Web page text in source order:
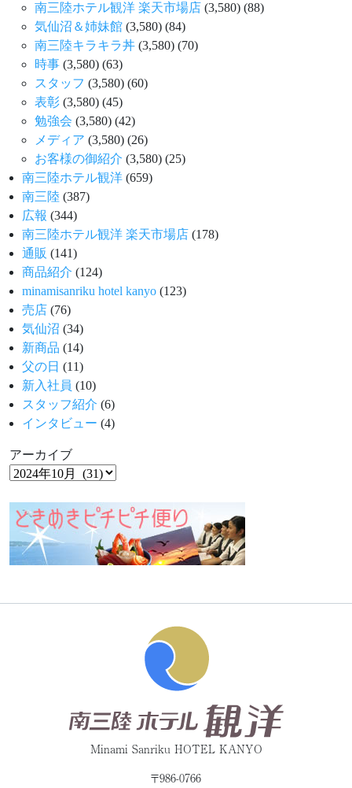
南三陸ホテル観洋 楽天市場店 (3,580) (88)
気仙沼＆姉妹館 (3,580) (84)
南三陸キラキラ丼 (3,580) (70)
時事 (3,580) (63)
スタッフ (3,580) (60)
表彰 (3,580) (45)
勉強会 (3,580) (42)
メディア (3,580) (26)
お客様の御紹介 (3,580) (25)
南三陸ホテル観洋 (659)
南三陸 (387)
広報 (344)
南三陸ホテル観洋 楽天市場店 (178)
通販 (141)
商品紹介 (124)
minamisanriku hotel kanyo (123)
売店 (76)
気仙沼 (34)
新商品 (14)
父の日 (11)
新入社員 (10)
スタッフ紹介 (6)
インタビュー (4)
アーカイブ
Minami Sanriku HOTEL KANYO
〒986-0766